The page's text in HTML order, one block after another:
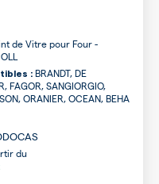
de Vitre pour Four -
: BRANDT, DE
FAGOR, SANGIORGIO,
ORANIER, OCEAN, BEHA
du